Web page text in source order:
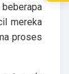
mereka
proses